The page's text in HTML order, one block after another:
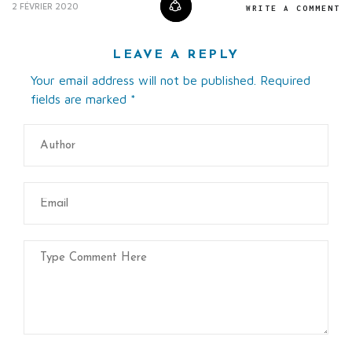
2 FÉVRIER 2020 WRITE A COMMENT
LEAVE A REPLY
Your email address will not be published. Required
fields are marked *